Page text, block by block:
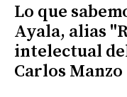
Lo que
Ayala, alias
intelectual
Carlos Manzo